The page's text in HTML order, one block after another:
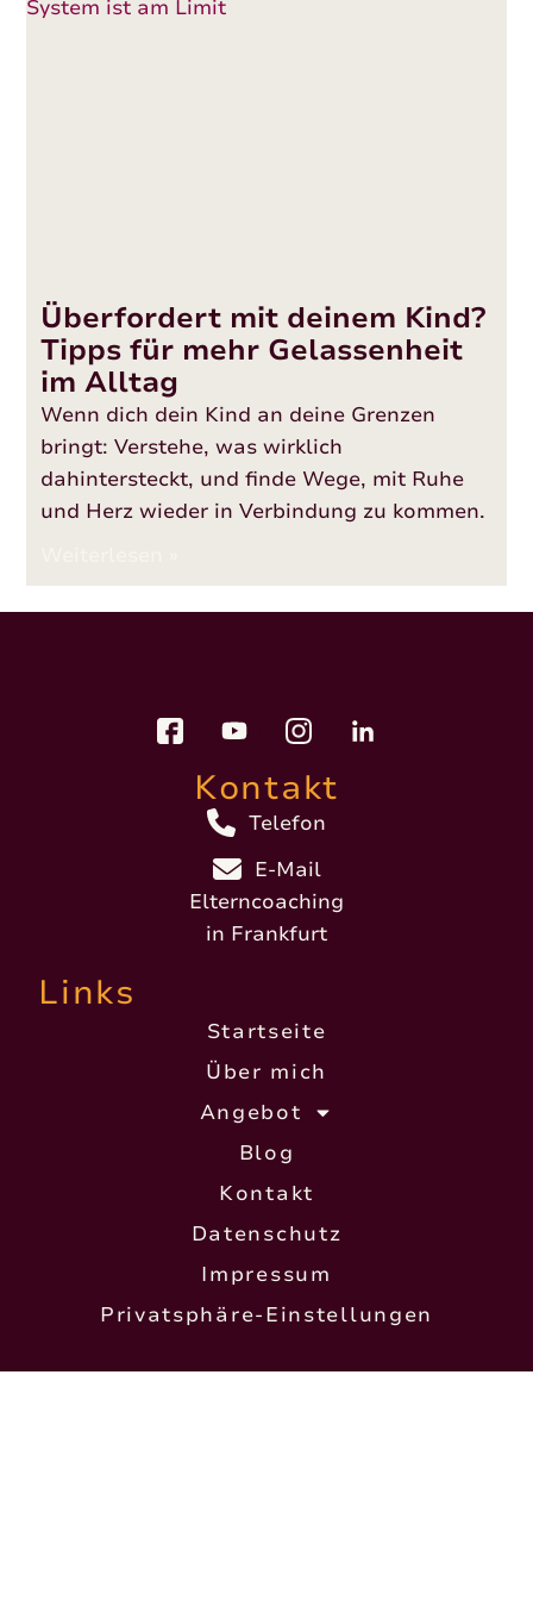
Überfordert mit deinem Kind?
Tipps für mehr Gelassenheit
im Alltag
Wenn dich dein Kind an deine Grenzen
bringt: Verstehe, was wirklich
dahintersteckt, und finde Wege, mit Ruhe
und Herz wieder in Verbindung zu kommen.
Kontakt
Telefon
E-Mail
Elterncoaching
in Frankfurt
Links
Startseite
Über mich
Angebot
Blog
Kontakt
Datenschutz
Impressum
Privatsphäre-Einstellungen